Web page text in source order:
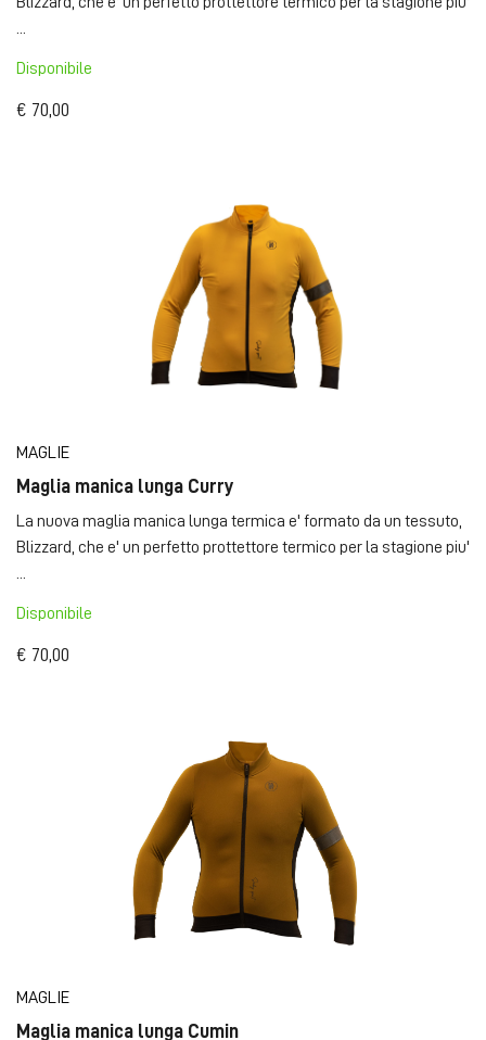
Disponibile
€ 70,00
MAGLIE
Maglia manica lunga Curry
La nuova maglia manica lunga termica e' formato da un tessuto,
Blizzard, che e' un perfetto prottettore termico per la stagione piu'
Disponibile
€ 70,00
MAGLIE
Maglia manica lunga Cumin